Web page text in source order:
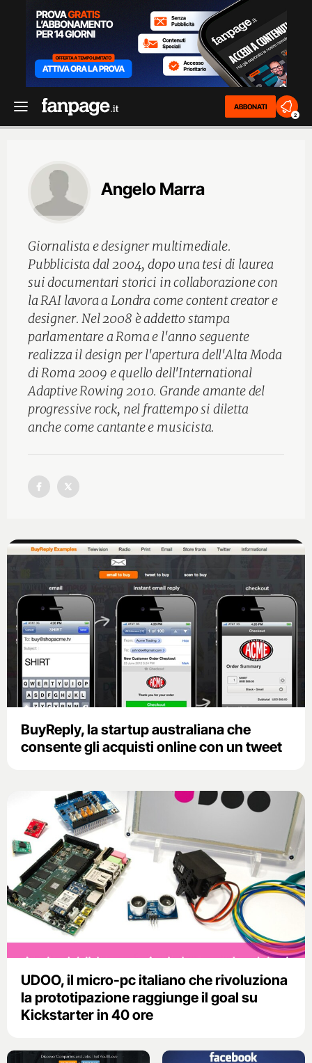
ABBONATI
2
Angelo Marra
Giornalista e designer multimediale.
Pubblicista dal 2004, dopo una tesi di laurea
sui documentari storici in collaborazione con
la RAI lavora a Londra come content creator e
designer. Nel 2008 è addetto stampa
parlamentare a Roma e l'anno seguente
realizza il design per l'apertura dell'Alta Moda
di Roma 2009 e quello dell'International
Adaptive Rowing 2010. Grande amante del
progressive rock, nel frattempo si diletta
anche come cantante e musicista.
BuyReply, la startup australiana che
consente gli acquisti online con un tweet
UDOO, il micro-pc italiano che rivoluziona
la prototipazione raggiunge il goal su
Kickstarter in 40 ore